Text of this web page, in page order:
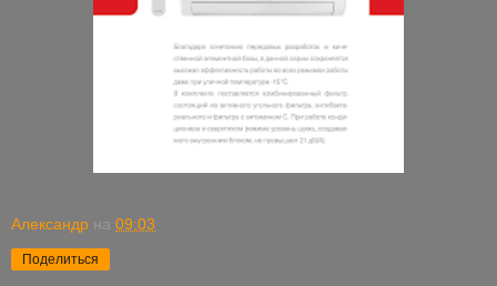
Александр на 09:03
Поделиться